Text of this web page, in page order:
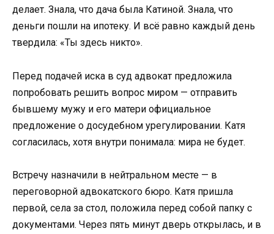
делает. Знала, что дача была Катиной. Знала, что
деньги пошли на ипотеку. И всё равно каждый день
твердила: «Ты здесь никто».
Перед подачей иска в суд адвокат предложила
попробовать решить вопрос миром — отправить
бывшему мужу и его матери официальное
предложение о досудебном урегулировании. Катя
согласилась, хотя внутри понимала: мира не будет.
Встречу назначили в нейтральном месте — в
переговорной адвокатского бюро. Катя пришла
первой, села за стол, положила перед собой папку с
документами. Через пять минут дверь открылась, и в